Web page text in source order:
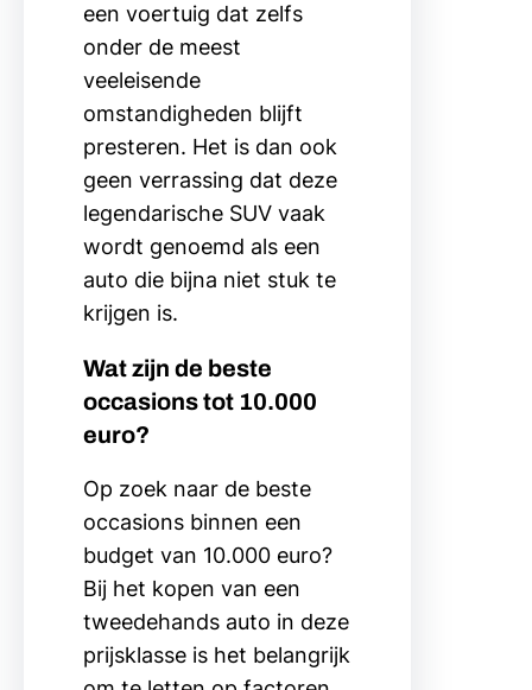
een voertuig dat zelfs
onder de meest
veeleisende
omstandigheden blijft
presteren. Het is dan ook
geen verrassing dat deze
legendarische SUV vaak
wordt genoemd als een
auto die bijna niet stuk te
krijgen is.
Wat zijn de beste
occasions tot 10.000
euro?
Op zoek naar de beste
occasions binnen een
budget van 10.000 euro?
Bij het kopen van een
tweedehands auto in deze
prijsklasse is het belangrijk